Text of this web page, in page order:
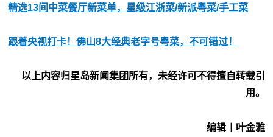
精选13间中菜餐厅新菜单，星级江浙菜/新派粤菜/手工菜
跟着央视打卡！佛山8大经典老字号粤菜，不可错过！
以上内容归星岛新闻集团所有，未经许可不得擅自转载引
用。
编辑︱叶金雅